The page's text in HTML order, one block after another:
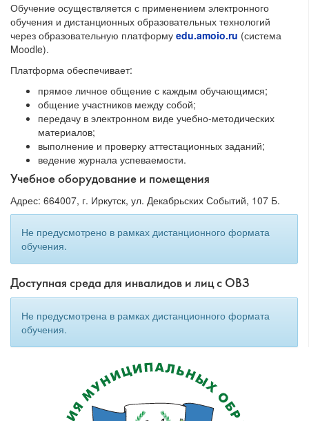
Обучение осуществляется с применением электронного
обучения и дистанционных образовательных технологий
через образовательную платформу edu.amoio.ru (система
Moodle).
Платформа обеспечивает:
прямое личное общение с каждым обучающимся;
общение участников между собой;
передачу в электронном виде учебно-методических
материалов;
выполнение и проверку аттестационных заданий;
ведение журнала успеваемости.
Учебное оборудование и помещения
Адрес: 664007, г. Иркутск, ул. Декабрьских Событий, 107 Б.
Не предусмотрено в рамках дистанционного формата
обучения.
Доступная среда для инвалидов и лиц с ОВЗ
Не предусмотрена в рамках дистанционного формата
обучения.